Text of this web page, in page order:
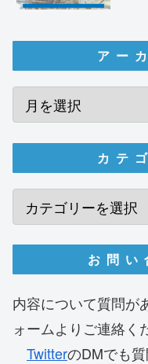
アー
カテ
お問い
内容について質問が
ォームよりご連絡く
TwitterのDMでも